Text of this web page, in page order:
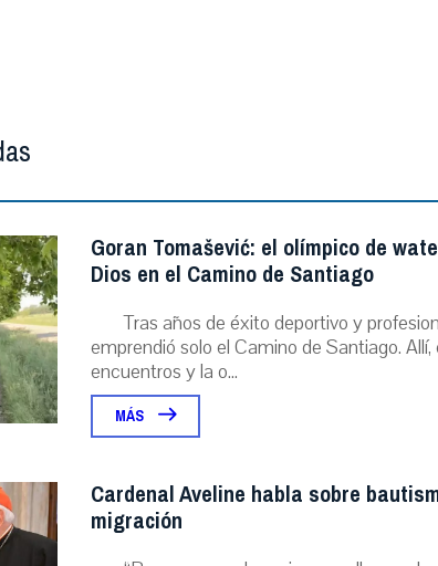
Goran Tomašević: el olímpico de
Dios en el Camino de Santiago
Tras años de éxito deportivo y
emprendió solo el Camino de Santiago. Allí,
encuentros y la o...
MÁS
Cardenal Aveline habla sobre
migración